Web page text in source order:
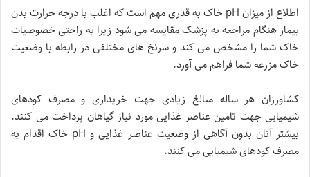
اطلاع از میزان pH خاک به قدری مهم است که اغلب با درجه حرارت بدن
بیمار هنگام مراجعه به پزشک مقایسه می شود زیرا به راحتی خصوصیات
خاک شما را مشخص می کند و سرنخ های مختلفی در رابطه با وضعیت
خاک مزرعه شما فراهم می آورد.
کشاورزان هر ساله مبالغ زیادی جهت خریداری و مصرف کودهای
شیمیایی جهت تامین عناصر غذایی مورد نیاز گیاهان پرداخت می کنند.
بیشتر آنان بدون آگاهی از وضعیت عناصر غذایی و pH خاک اقدام به
مصرف کودهای شیمیایی می کنند.